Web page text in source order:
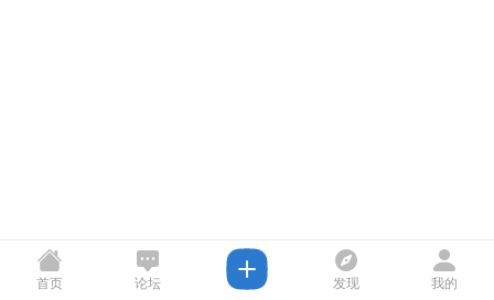
首页 论坛 发现 我的